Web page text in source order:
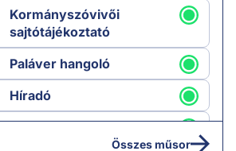
Kormányszóvivői
sajtótájékoztató
Paláver hangoló
Híradó
Összes műsor